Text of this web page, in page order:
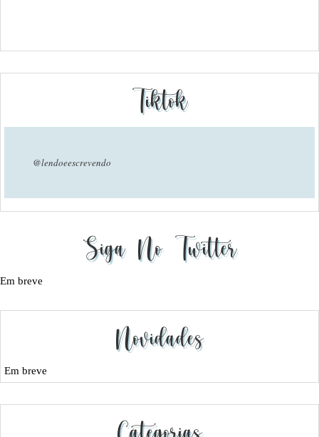
Tiktok
@lendoeescrevendo
Siga No Twitter
Em breve
Novidades
Em breve